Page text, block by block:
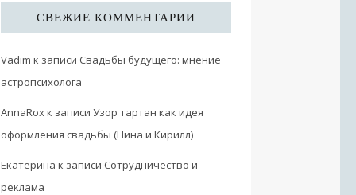
СВЕЖИЕ КОММЕНТАРИИ
Vadim к записи Свадьбы будущего: мнение
астропсихолога
AnnaRoxк записи Узор тартан как идея
оформления свадьбы (Нина и Кирилл)
Екатерина к записи Сотрудничество и
реклама